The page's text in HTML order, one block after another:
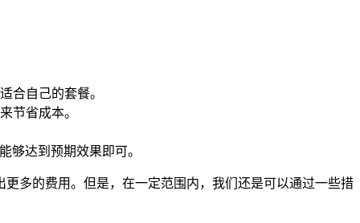
合自己的套餐。
节省成本。
够达到预期效果即可。
多的费用。但是，在一定范围内，我们还是可以通过一些措